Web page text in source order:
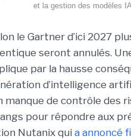
et la gestion des modèles
le Gartner d’ici 2027
seront annulés.
par la hausse
d’intelligence
manque de contrôle des
pour répondre aux
Nutanix qui a annoncé